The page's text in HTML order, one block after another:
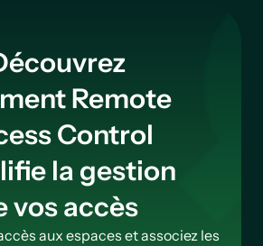
Remote
Control
la gestion
vos accès
aux espaces et associez les